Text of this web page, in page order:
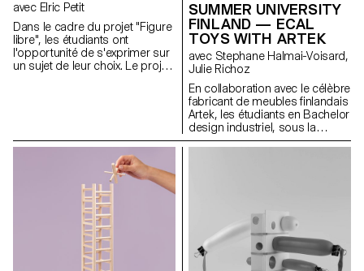
avec Elric Petit
Dans le cadre du projet "Figure
libre", les étudiants ont
l'opportunité de s'exprimer sur
un sujet de leur choix. Le projet
professionnelles après leurs
études, que ce soit dans le
mobilier, la mobilité, les objets
connectés ou tout autre
SUMMER UNIVERSITY
FINLAND — ECAL
TOYS WITH ARTEK
avec Stephane Halmai-Voisard,
Julie Richoz
En collaboration avec le célèbre
fabricant de meubles finlandais
Artek, les étudiants en Bachelor
design industriel, sous la
direction de la designer Julie
l'esprit d'Artek et de ses
fondateurs, les produits
favorisent une fabrication
responsable et cherchent à